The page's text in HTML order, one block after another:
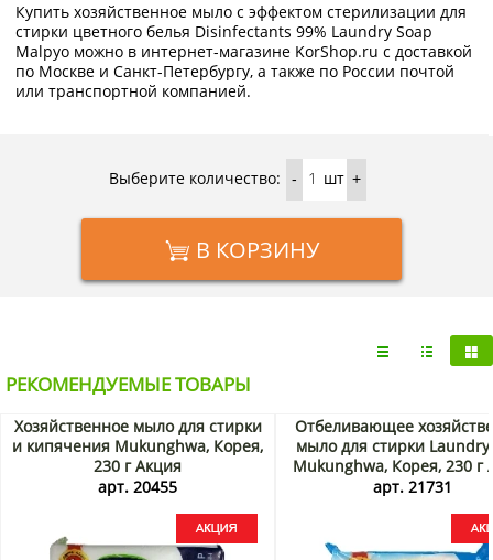
Купить хозяйственное мыло с эффектом стерилизации для
стирки цветного белья Disinfectants 99% Laundry Soap
Malpyo можно в интернет-магазине KorShop.ru с доставкой
по Москве и Санкт-Петербургу, а также по России почтой
или транспортной компанией.
Выберите количество: - шт +
В КОРЗИНУ
РЕКОМЕНДУЕМЫЕ ТОВАРЫ
Хозяйственное мыло для стирки
и кипячения Mukunghwa, Корея,
230 г Акция
арт. 20455
Отбеливающее
мыло для стирки Laundry
Mukunghwa, Корея, 230 г
арт. 21731